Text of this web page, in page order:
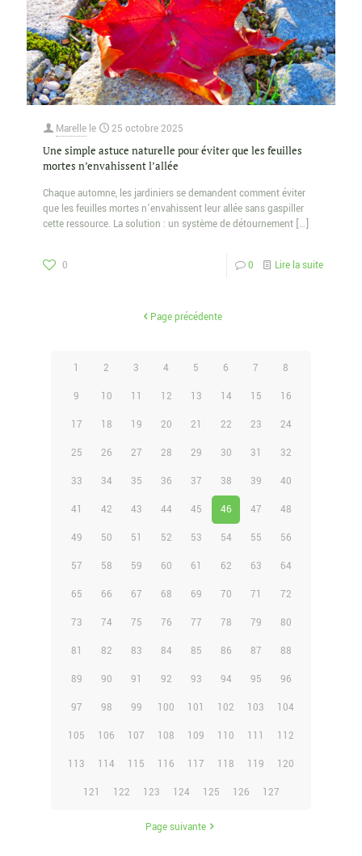
Marelle le 25 octobre 2025
Une simple astuce naturelle pour éviter que les feuilles
mortes n’envahissent l’allée
Chaque automne, les jardiniers se demandent comment éviter
que les feuilles mortes n’envahissent leur allée sans gaspiller
cette ressource. La solution : un système de détournement […]
0 0 Lire la suite
Page précédente
1 2 3 4 5 6 7 8
9 10 11 12 13 14 15 16
17 18 19 20 21 22 23 24
25 26 27 28 29 30 31 32
33 34 35 36 37 38 39 40
41 42 43 44 45 46 47 48
49 50 51 52 53 54 55 56
57 58 59 60 61 62 63 64
65 66 67 68 69 70 71 72
73 74 75 76 77 78 79 80
81 82 83 84 85 86 87 88
89 90 91 92 93 94 95 96
97 98 99 100 101 102 103 104
105 106 107 108 109 110 111 112
113 114 115 116 117 118 119 120
121 122 123 124 125 126 127
Page suivante